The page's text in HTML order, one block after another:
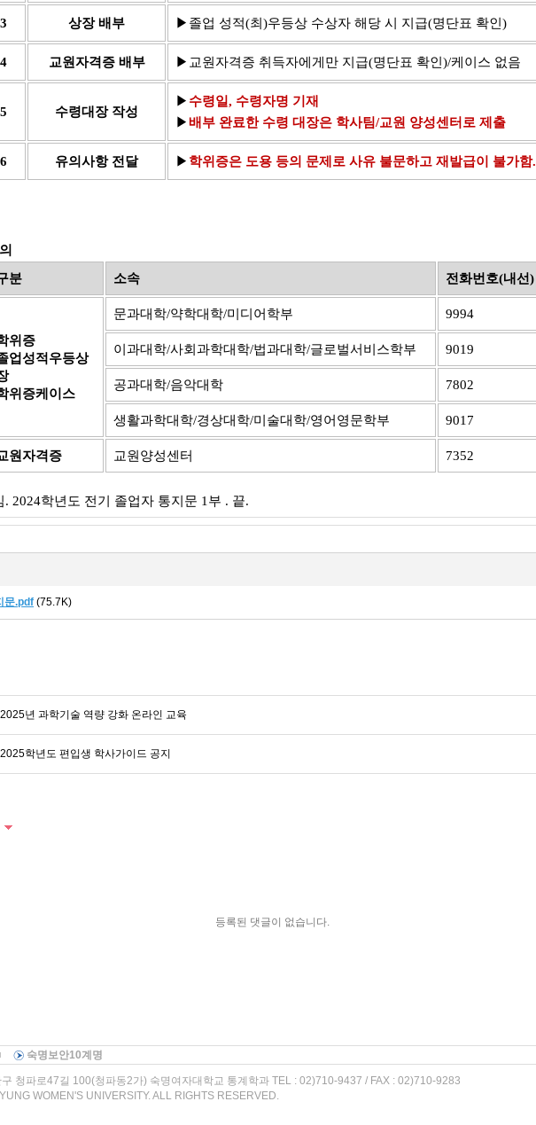
3 상장 배부 ▶ 졸업 성적(최)우등상 수상자 해당 시 지급(명단표 확인)
4 교원자격증 배부 ▶ 교원자격증 취득자에게만 지급(명단표 확인)/케이스 없음
5 수령대장 작성
▶ 수령일, 수령자명 기재
▶ 배부 완료한 수령 대장은 학사팀/교원 양성센터로 제출
6 유의사항 전달 ▶ 학위증은 도용 등의 문제로 사유 불문하고 재발급이 불가함.
분
소속 전화번호(내선)
위증
업성적우등상
위증케이스
문과대학/약학대학/미디어학부 9994
이과대학/사회과학대학/법과대학/글로벌서비스학부 9019
공과대학/음악대학 7802
생활과학대학/경상대학/미술대학/영어영문학부 9017
원자격증 교원양성센터 7352
. 2024학년도 전기 졸업자 통지문 1부 . 끝.
문.pdf (75.7K)
2025년 과학기술 역량 강화 온라인 교육
2025학년도 편입생 학사가이드 공지
등록된 댓글이 없습니다.
숙명보안10계명
청파로47길 100(청파동2가) 숙명여자대학교 통계학과 TEL : 02)710-9437 / FAX : 02)710-9283
WOMEN'S UNIVERSITY. ALL RIGHTS RESERVED.